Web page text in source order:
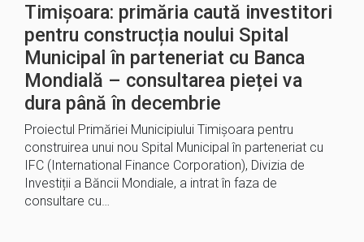
Timișoara: primăria caută investitori
pentru construcția noului Spital
Municipal în parteneriat cu Banca
Mondială – consultarea pieței va
dura până în decembrie
Proiectul Primăriei Municipiului Timișoara pentru
construirea unui nou Spital Municipal în parteneriat cu
IFC (International Finance Corporation), Divizia de
Investiții a Băncii Mondiale, a intrat în faza de
consultare cu…